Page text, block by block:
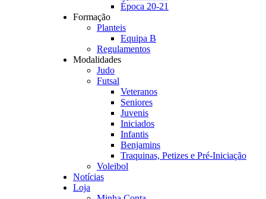
Época 20-21
Formação
Planteis
Equipa B
Regulamentos
Modalidades
Judo
Futsal
Veteranos
Seniores
Juvenis
Iniciados
Infantis
Benjamins
Traquinas, Petizes e Pré-Iniciação
Voleibol
Notícias
Loja